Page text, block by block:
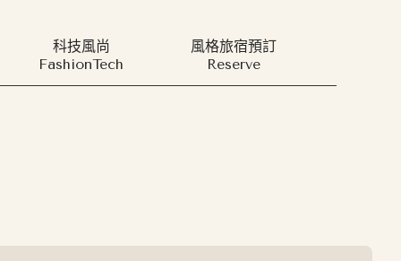
科技風尚
FashionTech
風格旅宿預訂
Reserve